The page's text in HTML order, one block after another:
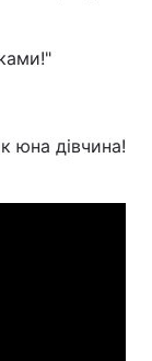
юна дівчина!